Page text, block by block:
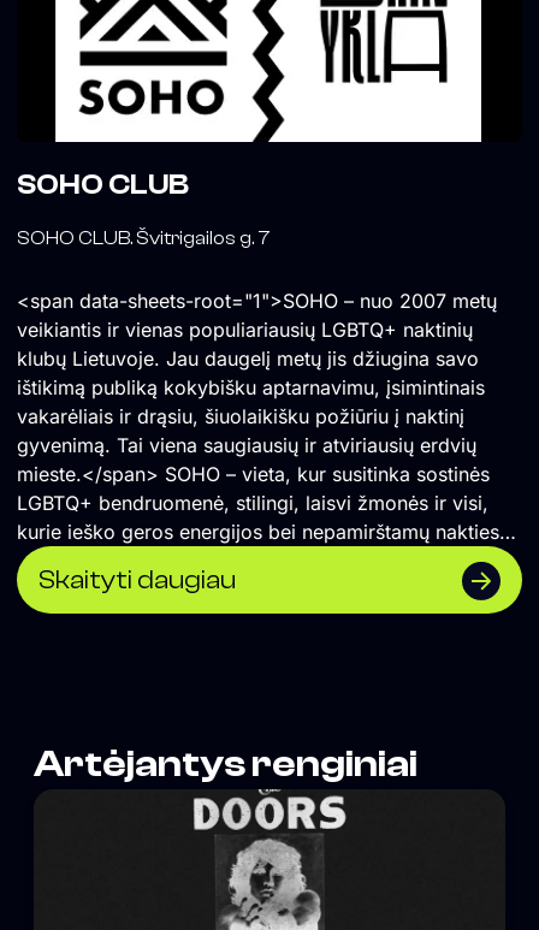
SOHO CLUB
SOHO CLUB. Švitrigailos g. 7
<span data-sheets-root="1">SOHO – nuo 2007 metų
veikiantis ir vienas populiariausių LGBTQ+ naktinių
klubų Lietuvoje. Jau daugelį metų jis džiugina savo
ištikimą publiką kokybišku aptarnavimu, įsimintinais
vakarėliais ir drąsiu, šiuolaikišku požiūriu į naktinį
gyvenimą. Tai viena saugiausių ir atviriausių erdvių
mieste.</span> SOHO – vieta, kur susitinka sostinės
LGBTQ+ bendruomenė, stilingi, laisvi žmonės ir visi,
kurie ieško geros energijos bei nepamirštamų nakties
akimirkų.
Skaityti daugiau
Artėjantys renginiai